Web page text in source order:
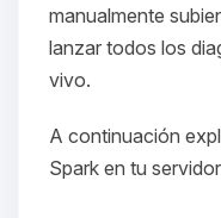
manualmente
lanzar todos los
vivo.
A continuación
Spark en tu